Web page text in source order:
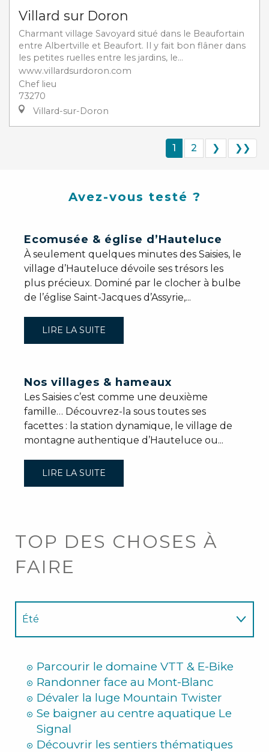
Villard sur Doron
Charmant village Savoyard situé dans le Beaufortain
entre Albertville et Beaufort. Il y fait bon flâner dans
les petites ruelles entre les jardins, le...
www.villardsurdoron.com
Chef lieu
73270
Villard-sur-Doron
1 2 ❯ ❯❯
Avez-vous testé ?
Ecomusée & église d’Hauteluce
À seulement quelques minutes des Saisies, le
village d’Hauteluce dévoile ses trésors les
plus précieux. Dominé par le clocher à bulbe
de l’église Saint-Jacques d’Assyrie,...
LIRE LA SUITE
Nos villages & hameaux
Les Saisies c’est comme une deuxième
famille… Découvrez-la sous toutes ses
facettes : la station dynamique, le village de
montagne authentique d’Hauteluce ou...
LIRE LA SUITE
TOP DES CHOSES À
FAIRE
Été
Parcourir le domaine VTT & E-Bike
Randonner face au Mont-Blanc
Dévaler la luge Mountain Twister
Se baigner au centre aquatique Le
Signal
Découvrir les sentiers thématiques